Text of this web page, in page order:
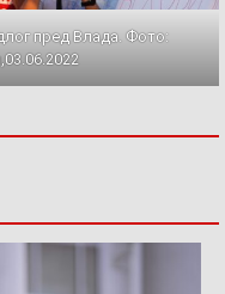
пред Влада. Фото: